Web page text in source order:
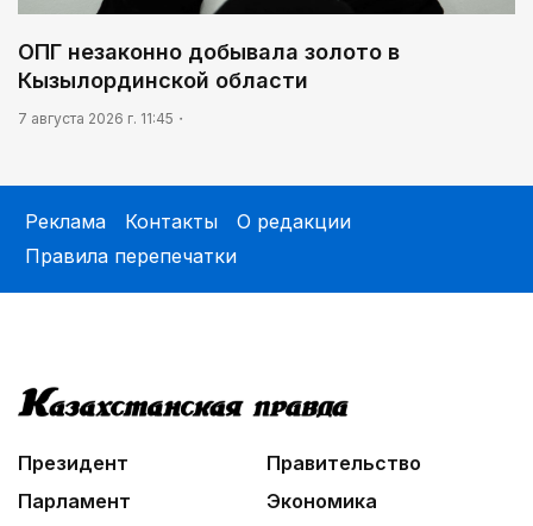
ОПГ незаконно добывала золото в
Кызылординской области
7 августа 2026 г. 11:45
Реклама Контакты
О редакции
Правила перепечатки
Президент
Правительство
Парламент
Экономика